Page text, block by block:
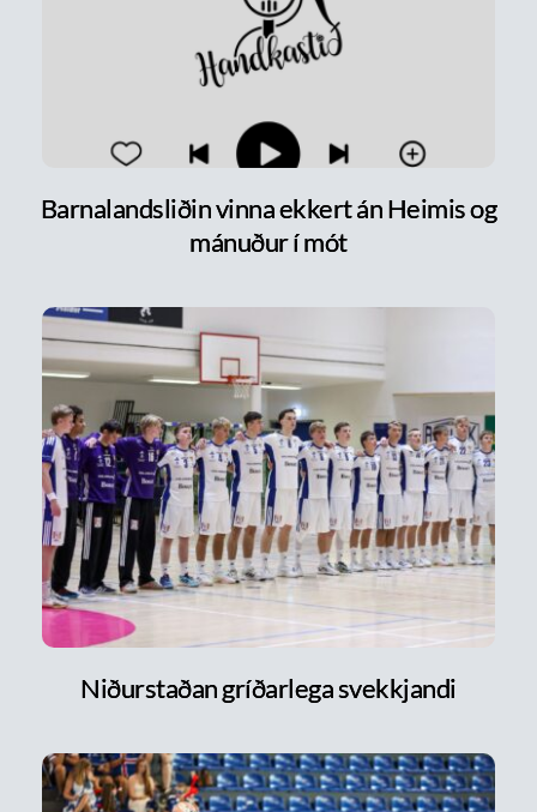
Barnalandsliðin vinna ekkert án Heimis og
mánuður í mót
Niðurstaðan gríðarlega svekkjandi